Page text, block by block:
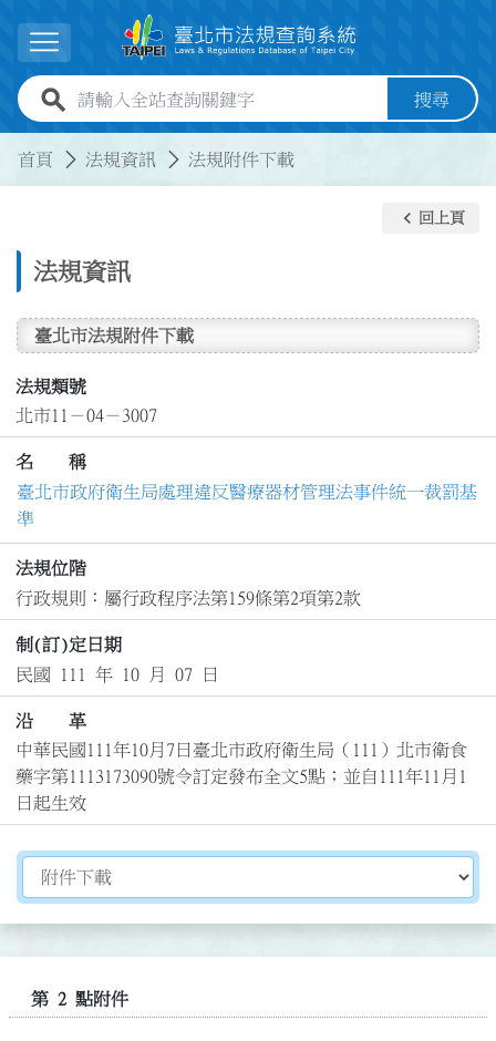
展開選單
全站查詢關鍵字欄位 搜尋
首頁 法規資訊 法規附件下載
法規資訊
keyboard_arrow_left 回上頁
臺北市法規附件下載
法規類號
北市11－04－3007
名 稱
臺北市政府衛生局處理違反醫療器材管理法事件統一裁罰基
準
法規位階
行政規則：屬行政程序法第159條第2項第2款
制(訂)定日期
民國 111 年 10 月 07 日
沿 革
中華民國111年10月7日臺北市政府衛生局（111）北市衛食
藥字第1113173090號令訂定發布全文5點；並自111年11月1
日起生效
切換選擇法規資訊內容
第 2 點附件